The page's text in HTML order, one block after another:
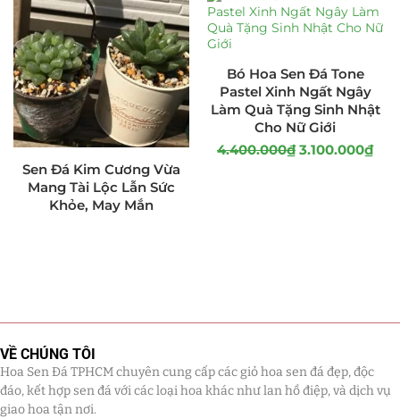
Sen Đá Kim Cương Vừa
Mang Tài Lộc Lẫn Sức
Khỏe, May Mắn
Bó Hoa Sen Đá Tone
Pastel Xinh Ngất Ngây
Làm Quà Tặng Sinh Nhật
Cho Nữ Giới
4.400.000₫ 3.100.000₫
VỀ CHÚNG TÔI
Hoa Sen Đá TPHCM chuyên cung cấp các giỏ hoa sen đá đẹp, độc
đáo, kết hợp sen đá với các loại hoa khác như lan hồ điệp, và dịch vụ
giao hoa tận nơi.